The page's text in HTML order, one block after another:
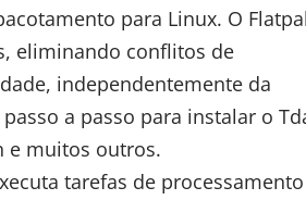
para Linux. O
eliminando conflitos de
independentemente da
a passo para instalar o
e muitos outros.
tarefas de processamento